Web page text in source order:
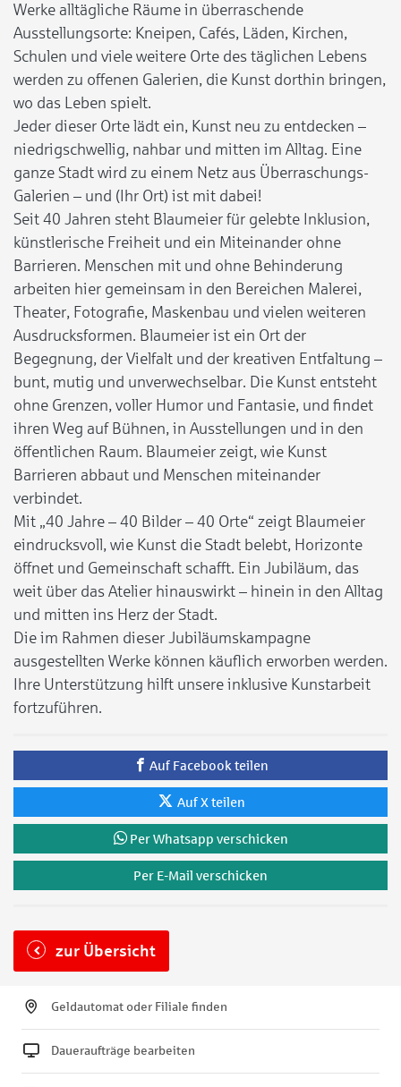
Werke alltägliche Räume in überraschende
Ausstellungsorte: Kneipen, Cafés, Läden, Kirchen,
Schulen und viele weitere Orte des täglichen Lebens
werden zu offenen Galerien, die Kunst dorthin bringen,
wo das Leben spielt.
Jeder dieser Orte lädt ein, Kunst neu zu entdecken –
niedrigschwellig, nahbar und mitten im Alltag. Eine
ganze Stadt wird zu einem Netz aus Überraschungs-
Galerien – und (Ihr Ort) ist mit dabei!
Seit 40 Jahren steht Blaumeier für gelebte Inklusion,
künstlerische Freiheit und ein Miteinander ohne
Barrieren. Menschen mit und ohne Behinderung
arbeiten hier gemeinsam in den Bereichen Malerei,
Theater, Fotografie, Maskenbau und vielen weiteren
Ausdrucksformen. Blaumeier ist ein Ort der
Begegnung, der Vielfalt und der kreativen Entfaltung –
bunt, mutig und unverwechselbar. Die Kunst entsteht
ohne Grenzen, voller Humor und Fantasie, und findet
ihren Weg auf Bühnen, in Ausstellungen und in den
öffentlichen Raum. Blaumeier zeigt, wie Kunst
Barrieren abbaut und Menschen miteinander
verbindet.
Mit „40 Jahre – 40 Bilder – 40 Orte“ zeigt Blaumeier
eindrucksvoll, wie Kunst die Stadt belebt, Horizonte
öffnet und Gemeinschaft schafft. Ein Jubiläum, das
weit über das Atelier hinauswirkt – hinein in den Alltag
und mitten ins Herz der Stadt.
Die im Rahmen dieser Jubiläumskampagne
ausgestellten Werke können käuflich erworben werden.
Ihre Unterstützung hilft unsere inklusive Kunstarbeit
fortzuführen.
Auf Facebook teilen
Auf X teilen
Per Whatsapp verschicken
Per E-Mail verschicken
zur Übersicht
Geldautomat oder Filiale finden
Daueraufträge bearbeiten